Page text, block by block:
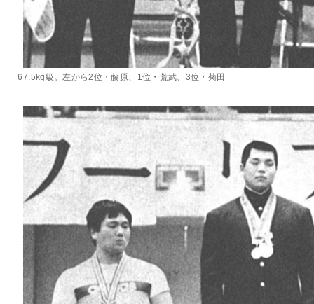
67.5kg級。左から2位・藤原、1位・荒武、3位・菊田